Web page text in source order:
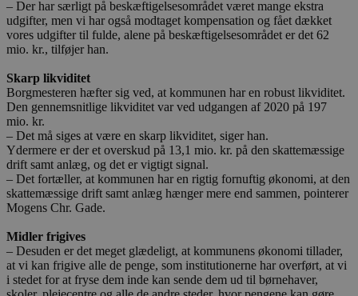
– Der har særligt på beskæftigelsesområdet været mange ekstra
udgifter, men vi har også modtaget kompensation og fået dækket
vores udgifter til fulde, alene på beskæftigelsesområdet er det 62
mio. kr., tilføjer han.
Skarp likviditet
Borgmesteren hæfter sig ved, at kommunen har en robust likviditet.
Den gennemsnitlige likviditet var ved udgangen af 2020 på 197
mio. kr.
– Det må siges at være en skarp likviditet, siger han.
Ydermere er der et overskud på 13,1 mio. kr. på den skattemæssige
drift samt anlæg, og det er vigtigt signal.
– Det fortæller, at kommunen har en rigtig fornuftig økonomi, at den
skattemæssige drift samt anlæg hænger mere end sammen, pointerer
Mogens Chr. Gade.
Midler frigives
– Desuden er det meget glædeligt, at kommunens økonomi tillader,
at vi kan frigive alle de penge, som institutionerne har overført, at vi
i stedet for at fryse dem inde kan sende dem ud til børnehaver,